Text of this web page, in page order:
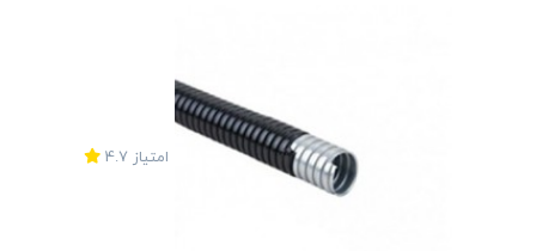
امتیاز 4.7